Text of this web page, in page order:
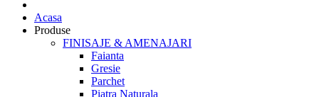
Acasa
Produse
FINISAJE & AMENAJARI
Faianta
Gresie
Parchet
Piatra Naturala